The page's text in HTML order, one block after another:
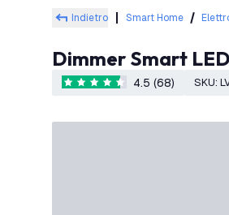
Indietro Smart Home
Dimmer Smart
4.5 stelle di valutazione
4.5 (68) SKU: